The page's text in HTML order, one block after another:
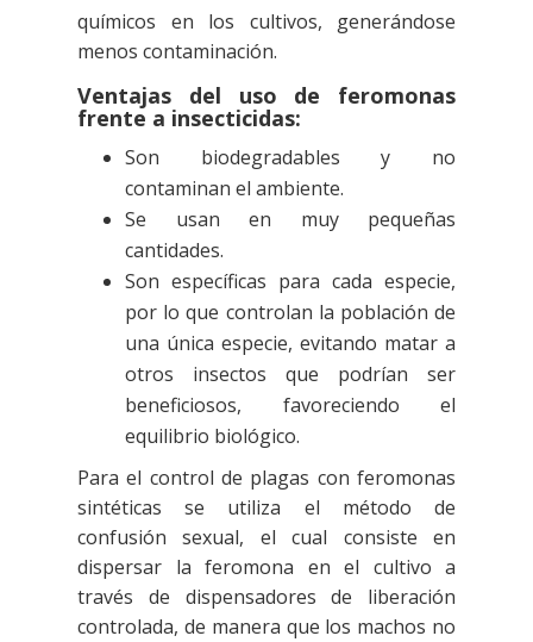
químicos en los cultivos, generándose
menos contaminación.
Ventajas del uso de feromonas
frente a insecticidas:
Son biodegradables y no
contaminan el ambiente.
Se usan en muy pequeñas
cantidades.
Son específicas para cada especie,
por lo que controlan la población de
una única especie, evitando matar a
otros insectos que podrían ser
beneficiosos, favoreciendo el
equilibrio biológico.
Para el control de plagas con feromonas
sintéticas se utiliza el método de
confusión sexual, el cual consiste en
dispersar la feromona en el cultivo a
través de dispensadores de liberación
controlada, de manera que los machos no